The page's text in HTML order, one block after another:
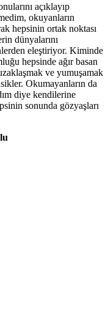
açıklayıp
okuyanların
hepsinin ortak noktası
dünyalarını
eleştiriyor. Kiminde
hepsinde ağır basan
ve yumuşamak
Okumayanların da
diye kendilerine
sonunda gözyaşları